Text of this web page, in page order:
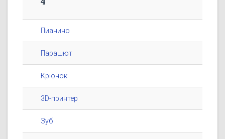
Пианино
Парашют
Крючок
3D-принтер
Зуб